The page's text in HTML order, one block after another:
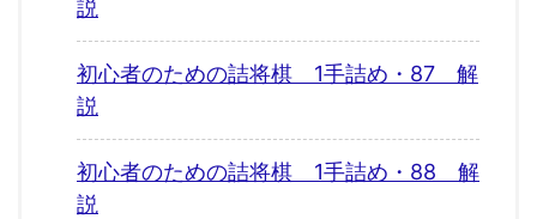
説
初心者のための詰将棋 1手詰め・87 解
説
初心者のための詰将棋 1手詰め・88 解
説